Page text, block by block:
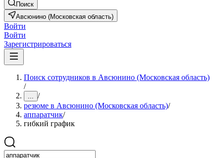
Поиск
Авсюнино (Московская область)
Войти
Войти
Зарегистрироваться
Поиск сотрудников в Авсюнино (Московская область)
/
... /
резюме в Авсюнино (Московская область)/
аппаратчик/
гибкий график